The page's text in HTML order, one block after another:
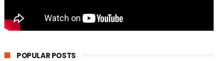
POPULAR POSTS